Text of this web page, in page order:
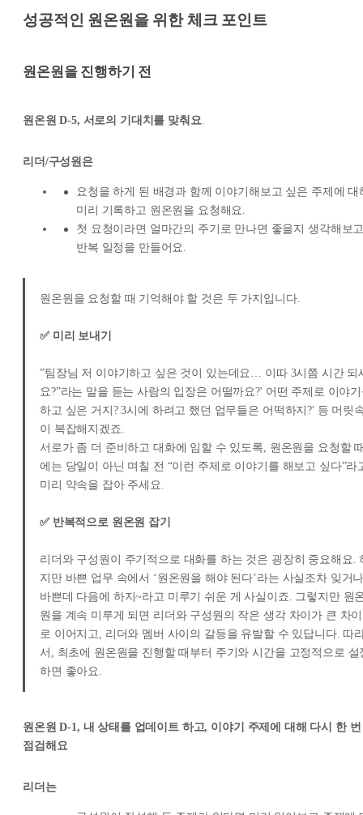
성공적인 원온원을 위한 체크 포인트
원온원을 진행하기 전
원온원 D-5, 서로의 기대치를 맞춰요.
리더/구성원은
요청을 하게 된 배경과 함께 이야기해보고 싶은 주제에 대
미리 기록하고 원온원을 요청해요.
첫 요청이라면 얼마간의 주기로 만나면 좋을지 생각해보
반복 일정을 만들어요.
원온원을 요청할 때 기억해야 할 것은 두 가지입니다.
✅ 미리 보내기
”팀장님 저 이야기하고 싶은 것이 있는데요… 이따 3시쯤 시간 되
요?”라는 말을 듣는 사람의 입장은 어떨까요?' 어떤 주제로 이야
하고 싶은 거지? 3시에 하려고 했던 업무들은 어떡하지?' 등 머릿
이 복잡해지겠죠.
서로가 좀 더 준비하고 대화에 임할 수 있도록, 원온원을 요청할
에는 당일이 아닌 며칠 전 “이런 주제로 이야기를 해보고 싶다”라
미리 약속을 잡아 주세요.
✅ 반복적으로 원온원 잡기
리더와 구성원이 주기적으로 대화를 하는 것은 굉장히 중요해요.
지만 바쁜 업무 속에서 ‘원온원을 해야 된다’라는 사실조차 잊거
바쁜데 다음에 하지~라고 미루기 쉬운 게 사실이죠. 그렇지만 원
원을 계속 미루게 되면 리더와 구성원의 작은 생각 차이가 큰 차이
로 이어지고, 리더와 멤버 사이의 갈등을 유발할 수 있답니다. 따
서, 최초에 원온원을 진행할 때부터 주기와 시간을 고정적으로 설
하면 좋아요.
원온원 D-1, 내 상태를 업데이트 하고, 이야기 주제에 대해 다시 한 번
점검해요
리더는